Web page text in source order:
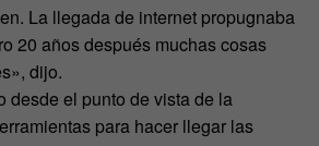
La llegada de internet propugnaba
20 años después muchas cosas
dijo.
desde el punto de vista de la
para hacer llegar las